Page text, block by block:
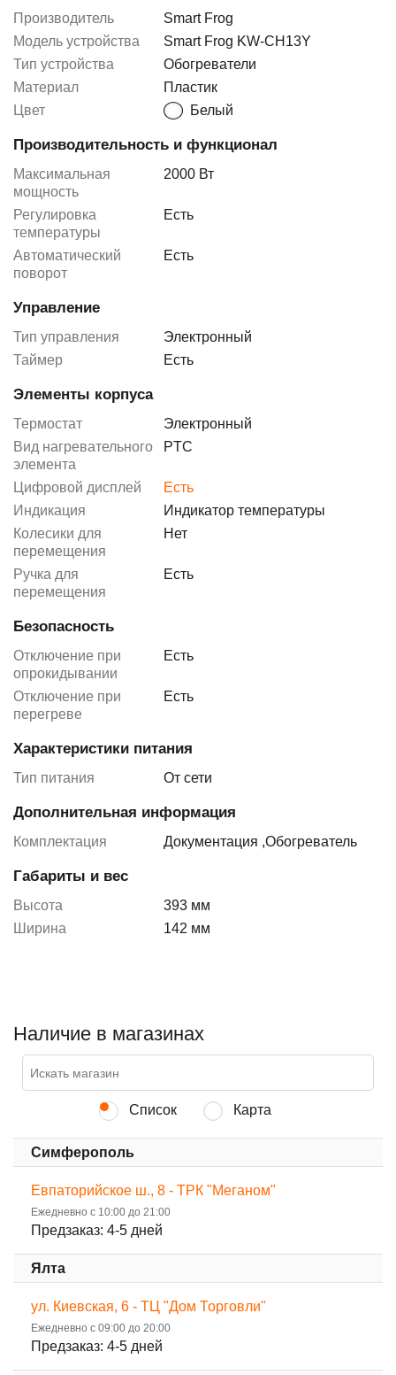
Производитель
Smart Frog
Модель устройства
Smart Frog KW-CH13Y
Тип устройства
Обогреватели
Материал
Пластик
Цвет
Белый
Производительность и функционал
Максимальная
мощность
2000 Вт
Регулировка
температуры
Есть
Автоматический
поворот
Есть
Управление
Тип управления
Электронный
Таймер
Есть
Элементы корпуса
Термостат
Электронный
Вид нагревательного
элемента
PTC
Цифровой дисплей
Есть
Индикация
Индикатор температуры
Колесики для
перемещения
Нет
Ручка для
перемещения
Есть
Безопасность
Отключение при
опрокидывании
Есть
Отключение при
перегреве
Есть
Характеристики питания
Тип питания От сети
Дополнительная информация
Комплектация Документация ,Обогреватель
Габариты и вес
Высота
393 мм
Ширина
142 мм
Наличие в магазинах
Список Карта
Симферополь
Евпаторийское ш., 8 - ТРК "Меганом"
Ежедневно с 10:00 до 21:00
Предзаказ: 4-5 дней
Ялта
ул. Киевская, 6 - ТЦ "Дом Торговли"
Ежедневно с 09:00 до 20:00
Предзаказ: 4-5 дней